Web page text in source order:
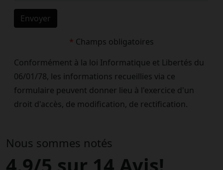
Envoyer
* Champs obligatoires
Conformément à la loi Informatique et Libertés du
06/01/78, les informations recueillies via ce
formulaire peuvent donner lieu à l'exercice d'un
droit d'accès, de modification, de rectification.
Nous sommes notés